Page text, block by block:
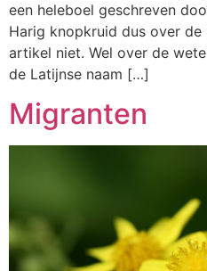
een heleboel geschreven
Harig knopkruid dus over
artikel niet. Wel over de
de Latijnse naam […]
Migranten